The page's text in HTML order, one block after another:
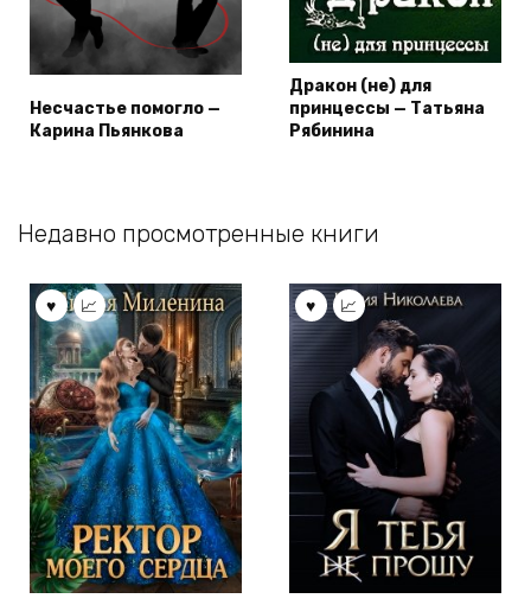
Несчастье помогло —
Карина Пьянкова
Дракон (не) для
принцессы — Татьяна
Рябинина
Недавно просмотренные книги